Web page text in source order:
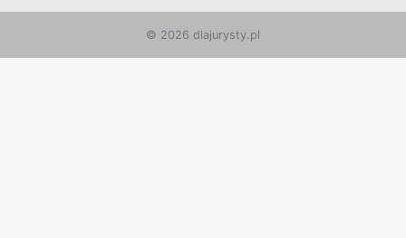
© 2026 dlajurysty.pl